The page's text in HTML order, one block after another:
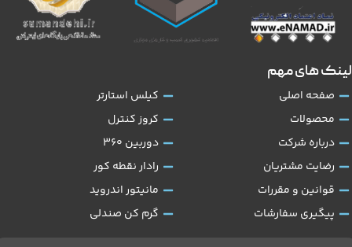
لینک های مهم
صفحه اصلی
محصولات
درباره شرکت
رضایت مشتریان
قوانین و مقررات
پیگیری سفارشات
کیلس استارتر
کروز کنترل
دوربین 360
رادار نقطه کور
مانیتور اندروید
گرم کن صندلی